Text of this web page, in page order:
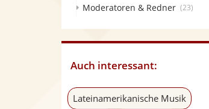
Moderatoren & Redner (23)
Auch interessant:
Lateinamerikanische Musik